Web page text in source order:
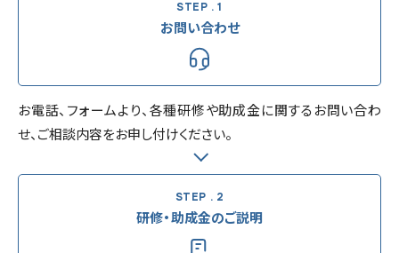
お問い合わせ
お電話、フォームより、各種研修や助成金に関するお問い合わ
せ、ご相談内容をお申し付けください。
研修・助成金のご説明